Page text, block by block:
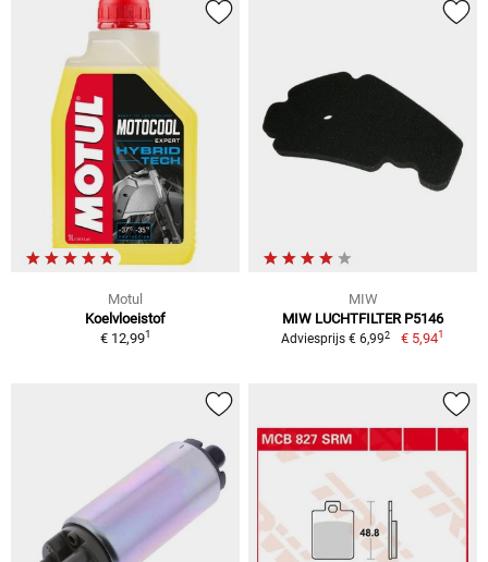
Motul
Koelvloeistof
€ 12,991
MIW
MIW LUCHTFILTER P5146
Adviesprijs € 6,992 € 5,941